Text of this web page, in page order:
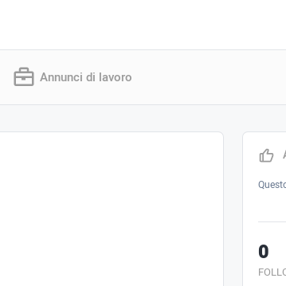
Annunci di lavoro
0